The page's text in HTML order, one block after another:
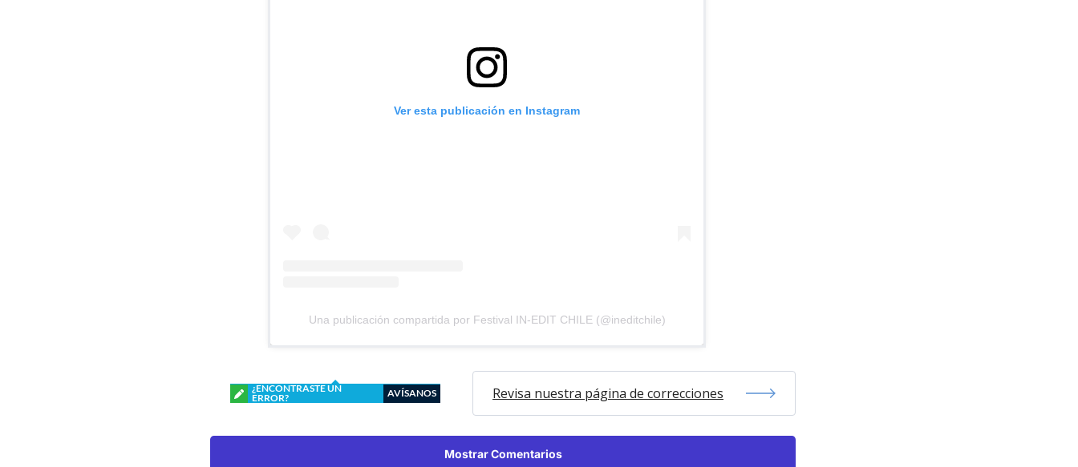
Ver esta publicación en Instagram
Una publicación compartida por Festival IN-EDIT CHILE (@ineditchile)
¿ENCONTRASTE UN
ERROR?
AVÍSANOS Revisa nuestra página de correcciones
Mostrar Comentarios